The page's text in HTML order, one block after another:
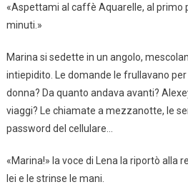
«Aspettami al caffè Aquarelle, al primo
minuti.»
Marina si sedette in un angolo,
intiepidito. Le domande le frullavano
donna? Da quanto andava avanti?
viaggi? Le chiamate a mezzanotte, le
password del cellulare…
«Marina!» la voce di Lena la riportò alla
lei e le strinse le mani.